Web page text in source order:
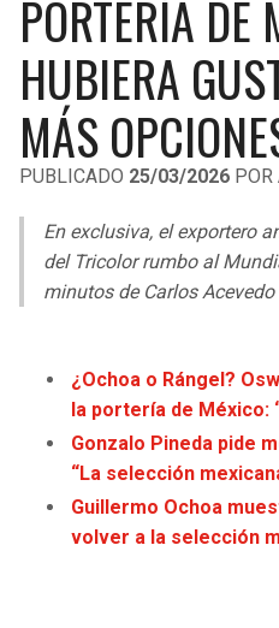
LIGA DE EXPANSIÓN MX
LEAGUES CUP
UEFA EUROPA LEAGUE
UEFA CONFERENCE LEAGUE
MLS
COPA LIBERTADORES
COPA SUDAMERICANA
LIGA BETPLAY
RAIDERS
CHARGERS
RAVENS
STEELERS
TEXANS
COLTS
CAVALIERS
PISTONS
PACERS
HORNETS
HEAT
MAGIC
PORTERÍA DE
HUBIERA
MÁS
PUBLICADO 25/03/2026 POR
En exclusiva, el exportero
del Tricolor rumbo al
minutos de Carlos Acevedo
¿Ochoa o Rángel?
la portería de México:
Gonzalo Pineda pide
“La selección
Guillermo Ochoa
volver a la selección